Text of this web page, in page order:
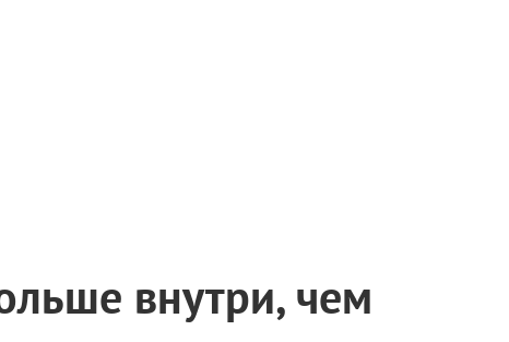
внутри, чем